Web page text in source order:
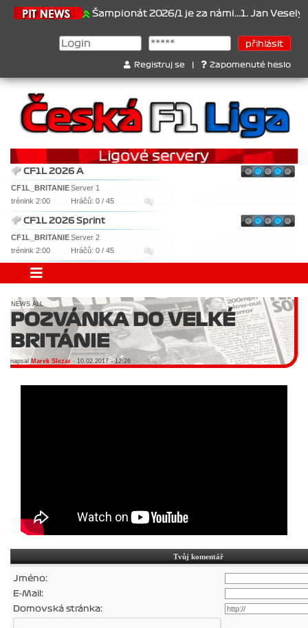
Šampionát 2026/1 je za námi...1. Jan Veselý , 2. Jan
Registruj se Zapomenuté heslo
CF1L 2026 A
CF1L_BRITANIEServer 1
trénink 2:00
Hráčů: 0 / 45
CF1L 2026 Sprint
CF1L_BRITANIEServer 2
trénink 2:00
Hráčů: 0 / 45
NEWS ALL
POZVÁNKA DO VELKÉ
BRITÁNIE
napsalMarek Slezar - 10.02.2017 - 12:26
Tvůj komentář
Jméno:
E-Mail:
Domovská stránka: